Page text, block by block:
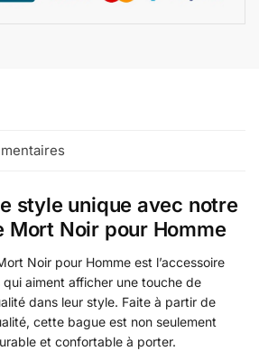
style unique avec notre
Mort Noir pour Homme
Noir pour Homme est l’accessoire
qui aiment afficher une touche de
dans leur style. Faite à partir de
cette bague est non seulement
et confortable à porter.